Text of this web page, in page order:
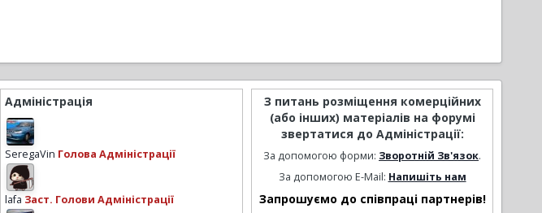
Адміністрація
SeregaVin Голова Адміністрації
lafa Заст. Голови Адміністрації
З питань розміщення комерційних
(або інших) матеріалів на форумі
звертатися до Адміністрації:
За допомогою форми: Зворотній Зв'язок.
За допомогою E-Mail: Напишіть нам
Запрошуємо до співпраці партнерів!